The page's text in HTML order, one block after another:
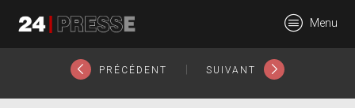
24Presse -
Menu
PRÉCÉDENT SUIVANT